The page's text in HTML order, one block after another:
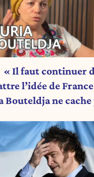
« Il faut continuer
l’idée de
Bouteldja ne